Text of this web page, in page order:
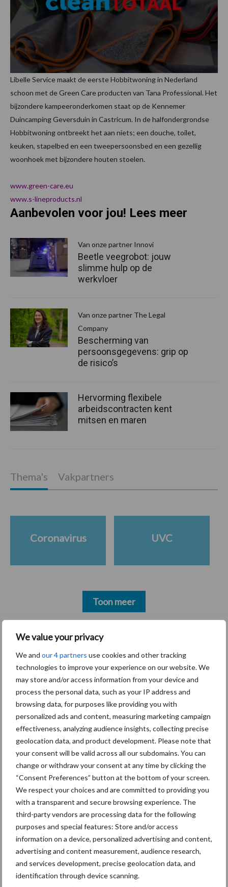
We value your privacy
We and our 4 partners use cookies and other tracking
technologies to improve your experience on our website. We
may store and/or access information from your device and
process the personal data, such as your IP address and
browsing data, for purposes like providing you with
personalized ads and content, measuring marketing campaign
effectiveness, analyzing audience insights, collecting precise
geolocation data, and product development. Please note that
your consent will be valid across all our subdomains. You can
change or withdraw your consent at any time by clicking the
“Consent Preferences” button at the bottom of your screen.
We respect your choices and are committed to providing you
with a transparent and secure browsing experience. The
third-party vendors are processing data for the following
purposes and special features: Store and/or access
information on a device, personalized advertising and content,
advertising and content measurement, audience research,
and services development, precise geolocation data, and
identification through device scanning.
Libelle Service maakt de eerste Hobbitwoning in Nederland
schoon met de Green Care producten van Tana Professional. Het
bijzondere kampeeronderkomen staat op de Kennemer
Duincamping Geversduin in Castricum. In de halfondergrondse
Hobbitwoning ontbreekt het aan niets; een douche, toilet,
keuken, stapelbed en een tweepersoonsbed en een gezellig
woonhoek met bijzondere houten stoelen.
www.green-care.eu
www.s-lineproducts.nl
Primaire
Sidebar
Recent nieuws Partner nieuws
30 dec
Hervorming flexibele
arbeidscontracten kent mitsen en
maren
29 dec
Freddy van de Ridder Cleaners:
“Glazenwassen zit in m’n bloed,
maar innoveren is mijn toekomst”
24 dec
Friendship Sports Centre maakt
vrienden voor het leven
23 dec
Business Apps: breng rust in de
schoonmaakchaos
22 dec
Sportschool Saints & Stars moet
Aanbevolen voor jou! Lees meer
Van onze partner Innovi
Beetle veegrobot: jouw
slimme hulp op de
werkvloer
Van onze partner The Legal
Company
Bescherming van
persoonsgegevens: grip op
de risico’s
Hervorming flexibele
arbeidscontracten kent
mitsen en maren
Thema's Vakpartners
Coronavirus UVC
Toon meer